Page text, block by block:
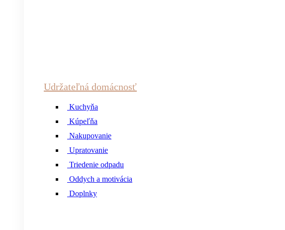
Udržateľná domácnosť
Kuchyňa
Kúpeľňa
Nakupovanie
Upratovanie
Triedenie odpadu
Oddych a motivácia
Doplnky